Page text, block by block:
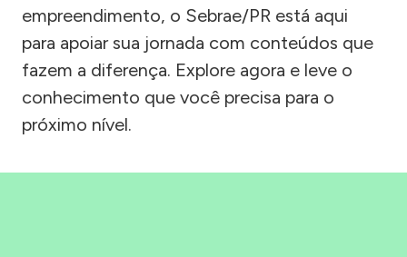
empreendimento, o Sebrae/PR está aqui
para apoiar sua jornada com conteúdos que
fazem a diferença. Explore agora e leve o
conhecimento que você precisa para o
próximo nível.